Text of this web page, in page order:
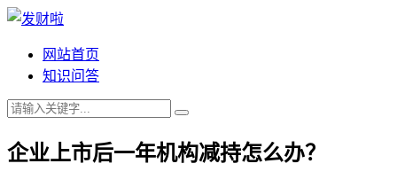
网站首页
知识问答
企业上市后一年机构减持怎么办？